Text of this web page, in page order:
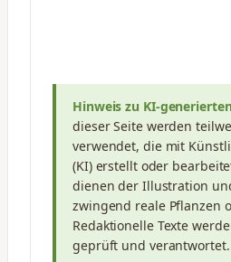
Hinweis zu KI-
dieser Seite werden
verwendet, die mit
(KI) erstellt oder
dienen der Illustration
zwingend reale Pflanzen
Redaktionelle Texte
geprüft und verantwortet.